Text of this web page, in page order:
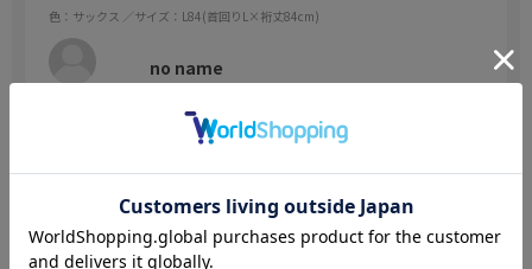
色：サックス ／サイズ：L84(首回りL×裄丈84cm)
no name
ここ数年ずっとアイシャツを使っていますが、あまり細かいことを
気にするタイプではないのもありますがシワが気になったことはあ
また乾きも早い気がしますし肌触りも個人的には好きです。
続きを読む